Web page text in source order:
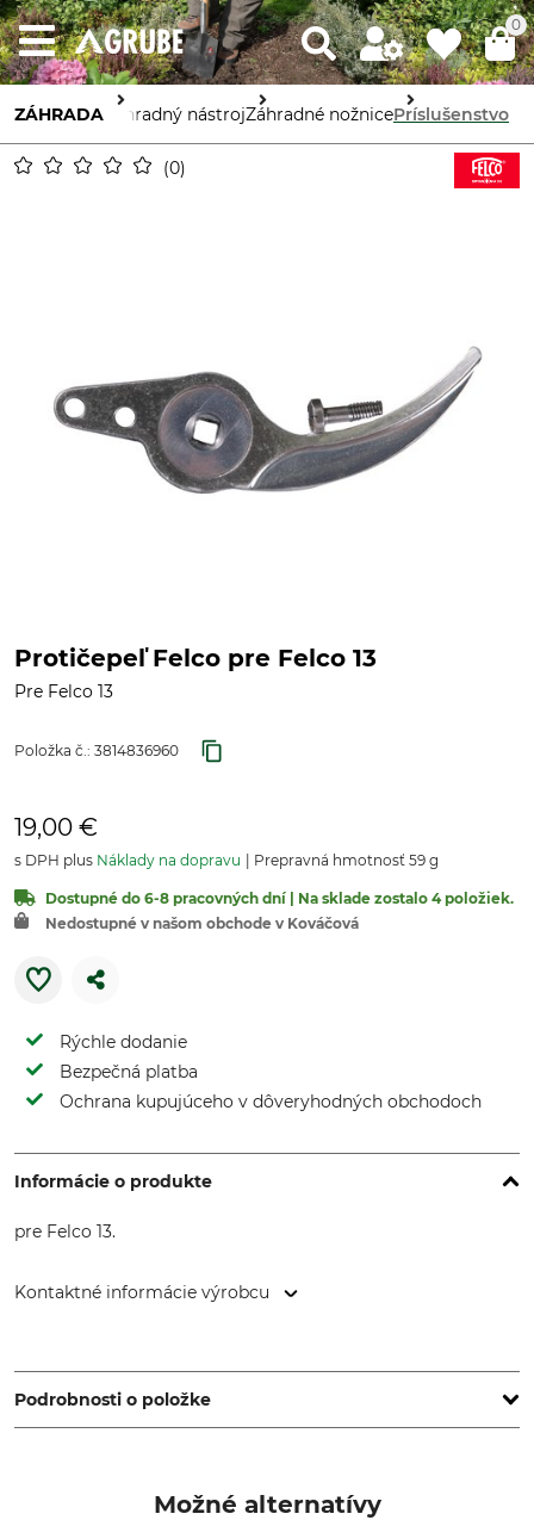
0
ZÁHRADA Záhradný nástrojZáhradné nožnicePríslušenstvo
0
Protičepeľ Felco pre Felco 13
Pre Felco 13
Položka č.: 3814836960
19,00 €
s DPH plus Náklady na dopravu Prepravná hmotnosť 59 g
Dostupné do 6-8 pracovných dní | Na sklade zostalo 4 položiek.
Nedostupné v našom obchode v Kováčová
Rýchle dodanie
Bezpečná platba
Ochrana kupujúceho v dôveryhodných obchodoch
Informácie o produkte
pre Felco 13.
Kontaktné informácie výrobcu
Freiberg/N., Germany, www.felco.eu
Podrobnosti o položke
Možné alternatívy